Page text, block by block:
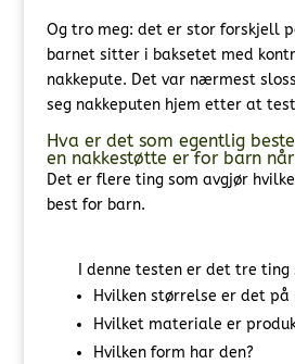
Og tro meg: det er stor forskjell
barnet sitter i baksetet med
nakkepute. Det var nærmest
seg nakkeputen hjem etter at
Hva er det som egentlig
en nakkestøtte er for barn
Det er flere ting som avgjør
best for barn.
I denne testen er det tre
Hvilken størrelse er det på
Hvilket materiale er
Hvilken form har den?